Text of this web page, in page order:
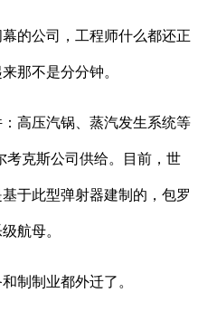
的公司，工程师什么都还正
那不是分分钟。
高压汽锅、蒸汽发生系统等
考克斯公司供给。目前，世
于此型弹射器建制的，包罗
航母。
制业都外迁了。